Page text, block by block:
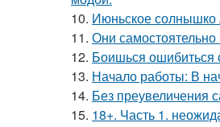
10. Июньское
11. Они
12. Боишься ошибиться
13. Начало работы: В
14. Без преувеличения
15. 18+. Часть 1.